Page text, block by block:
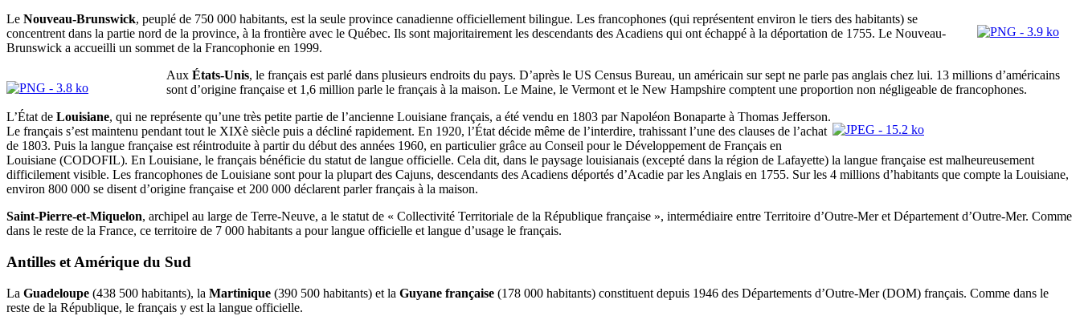
Le Nouveau-Brunswick, peuplé de 750 000 habitants, est la seule province canadienne officiellement bilingue. Les francophones (qui représentent environ le tiers des habitants) se
concentrent dans la partie nord de la province, à la frontière avec le Québec. Ils sont majoritairement les descendants des Acadiens qui ont échappé à la déportation de 1755. Le Nouveau-
Brunswick a accueilli un sommet de la Francophonie en 1999.
Aux États-Unis, le français est parlé dans plusieurs endroits du pays. D’après le US Census Bureau, un américain sur sept ne parle pas anglais chez lui. 13 millions d’américains
sont d’origine française et 1,6 million parle le français à la maison. Le Maine, le Vermont et le New Hampshire comptent une proportion non négligeable de francophones.
L’État de Louisiane, qui ne représente qu’une très petite partie de l’ancienne Louisiane français, a été vendu en 1803 par Napoléon Bonaparte à Thomas Jefferson.
Le français s’est maintenu pendant tout le XIXè siècle puis a décliné rapidement. En 1920, l’État décide même de l’interdire, trahissant l’une des clauses de l’achat
de 1803. Puis la langue française est réintroduite à partir du début des années 1960, en particulier grâce au Conseil pour le Développement de Français en
Louisiane (CODOFIL). En Louisiane, le français bénéficie du statut de langue officielle. Cela dit, dans le paysage louisianais (excepté dans la région de Lafayette) la langue française est malheureusement
difficilement visible. Les francophones de Louisiane sont pour la plupart des Cajuns, descendants des Acadiens déportés d’Acadie par les Anglais en 1755. Sur les 4 millions d’habitants que compte la Louisiane,
environ 800 000 se disent d’origine française et 200 000 déclarent parler français à la maison.
Saint-Pierre-et-Miquelon, archipel au large de Terre-Neuve, a le statut de « Collectivité Territoriale de la République française », intermédiaire entre Territoire d’Outre-Mer et Département d’Outre-Mer. Comme
dans le reste de la France, ce territoire de 7 000 habitants a pour langue officielle et langue d’usage le français.
Antilles et Amérique du Sud
La Guadeloupe (438 500 habitants), la Martinique (390 500 habitants) et la Guyane française (178 000 habitants) constituent depuis 1946 des Départements d’Outre-Mer (DOM) français. Comme dans le
reste de la République, le français y est la langue officielle.